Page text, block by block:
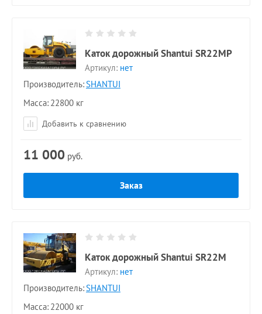
Каток дорожный Shantui SR22MP
Артикул: нет
Производитель:SHANTUI
Масса 22800 кг
Добавить к сравнению
11 000 руб.
Заказ
Каток дорожный Shantui SR22M
Артикул: нет
Производитель:SHANTUI
Масса 22000 кг